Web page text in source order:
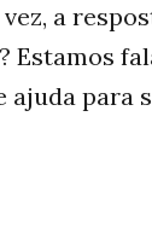
a
Estamos
ajuda para